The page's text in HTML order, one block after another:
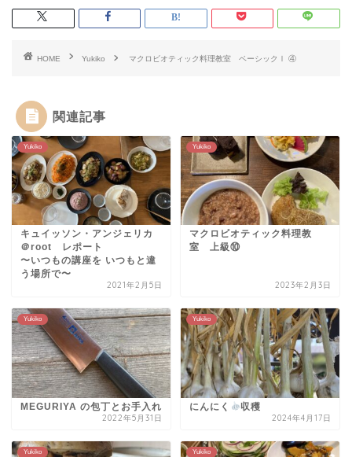
HOME Yukiko マクロビオティック料理教室 ベーシックⅠ ④
関連記事
Yukiko
キュイッソン・アンジェリカ
＠root レポート
〜いつもの講座を いつもと違
う場所で〜
2021年2月5日
Yukiko
マクロビオティック料理教
室 上級⑩
2023年2月3日
Yukiko
MEGURIYA の包丁とお手入れ
2022年5月31日
Yukiko
にんにく 収穫
2024年4月17日
Yukiko Yukiko